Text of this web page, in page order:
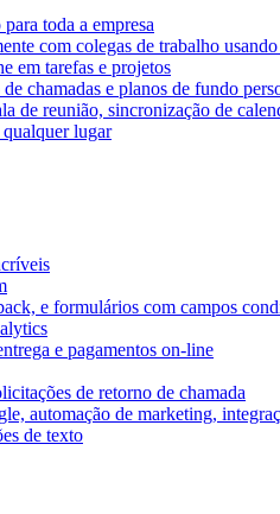
toda a empresa
com colegas de trabalho
em tarefas e projetos
chamadas e planos de fundo
de reunião, sincronização de
lugar
e formulários com campos
e pagamentos on-line
de retorno de chamada
automação de marketing,
de texto